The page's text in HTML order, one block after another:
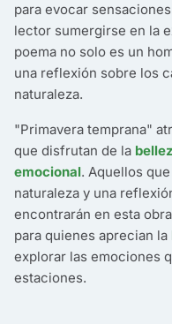
para evocar
lector sumergirse en la
poema no solo es un
una reflexión sobre los
naturaleza.
"Primavera temprana"
que disfrutan de la
emocional. Aquellos
naturaleza y una
encontrarán en esta
para quienes aprecian la
explorar las emociones
estaciones.